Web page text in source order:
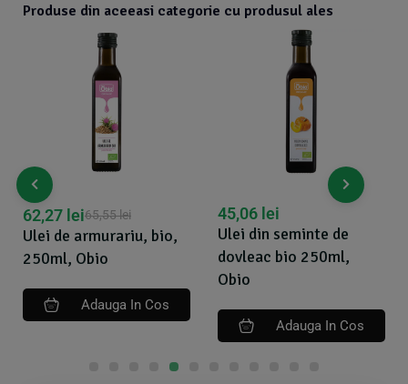
Produse din aceeasi categorie cu produsul ales
Ulei de armurariu, bio,
250ml, Obio
65,55lei
62,27 lei
Adauga In Cos
Ulei din seminte de
dovleac bio 250ml,
Obio
45,06 lei
Adauga In Cos